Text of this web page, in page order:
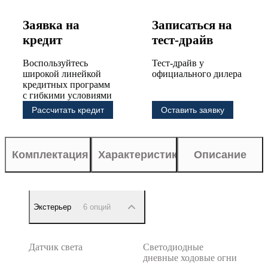
Заявка на
кредит
Воспользуйтесь
широкой линейкой
кредитных программ
с гибкими условиями
Рассчитать кредит
Записаться на
тест-драйв
Тест-драйв у
официального дилера
Оставить заявку
Комплектация Характеристики Описание
Экстерьер 6 опций
Датчик света
Светодиодные
дневные ходовые огни